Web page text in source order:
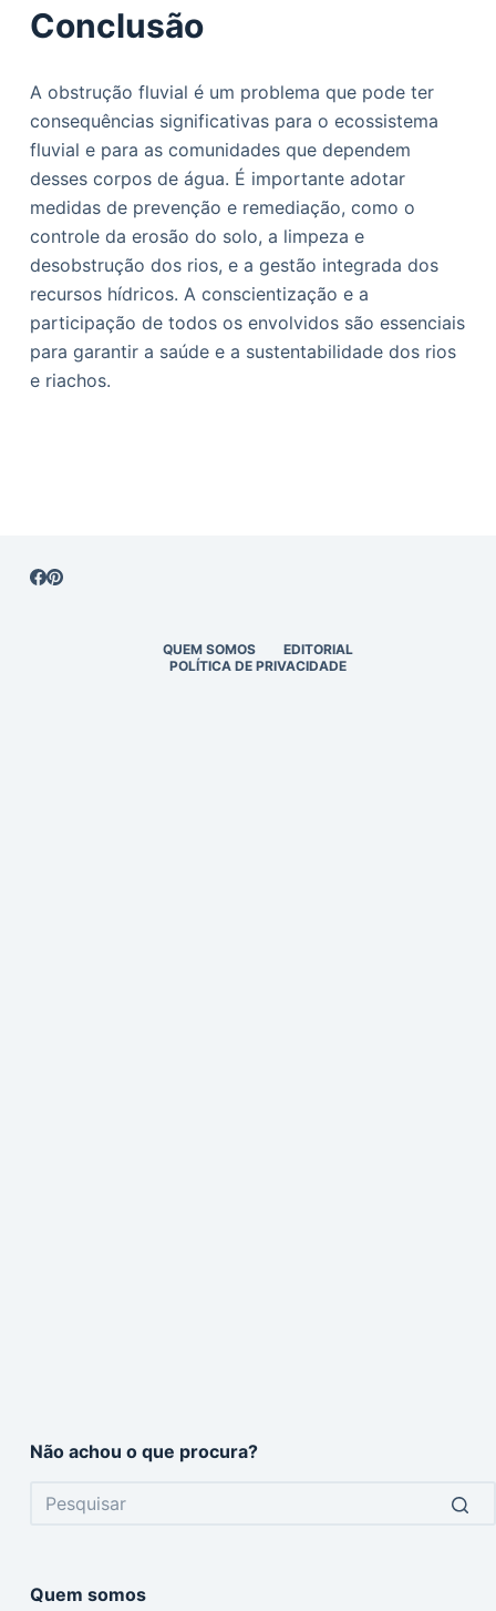
Conclusão
A obstrução fluvial é um problema que pode ter
consequências significativas para o ecossistema
fluvial e para as comunidades que dependem
desses corpos de água. É importante adotar
medidas de prevenção e remediação, como o
controle da erosão do solo, a limpeza e
desobstrução dos rios, e a gestão integrada dos
recursos hídricos. A conscientização e a
participação de todos os envolvidos são essenciais
para garantir a saúde e a sustentabilidade dos rios
e riachos.
QUEM SOMOS
EDITORIAL
POLÍTICA DE PRIVACIDADE
Não achou o que procura?
Quem somos